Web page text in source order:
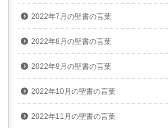
2022年7月の聖書の言葉
2022年8月の聖書の言葉
2022年9月の聖書の言葉
2022年10月の聖書の言葉
2022年11月の聖書の言葉